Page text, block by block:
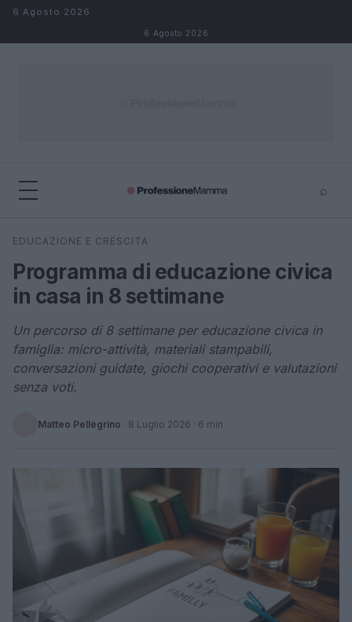
Salta al contenuto
6 Agosto 2026
6 Agosto 2026
⌕
Cerca
EDUCAZIONE E CRESCITA
Programma di educazione civica
in casa in 8 settimane
Un percorso di 8 settimane per educazione civica in
famiglia: micro-attività, materiali stampabili,
conversazioni guidate, giochi cooperativi e valutazioni
senza voti.
Matteo Pellegrino · 8 Luglio 2026 · 6 min